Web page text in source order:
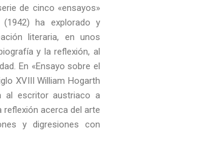
de cinco «ensayos»
ha explorado y
literaria, en unos
y la reflexión, al
En «Ensayo sobre el
XVIII William Hogarth
al escritor austriaco a
reflexión acerca del arte
y digresiones con